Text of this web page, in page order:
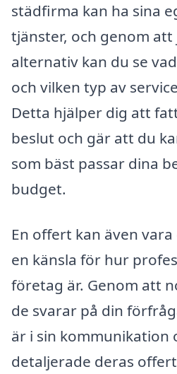
städfirma kan ha sina
tjänster, och genom
alternativ kan du se
och vilken typ av
Detta hjälper dig att
beslut och gär att du
som bäst passar dina
budget.
En offert kan även
en känsla för hur
företag är. Genom att
de svarar på din
är i sin kommunikation
detaljerade deras